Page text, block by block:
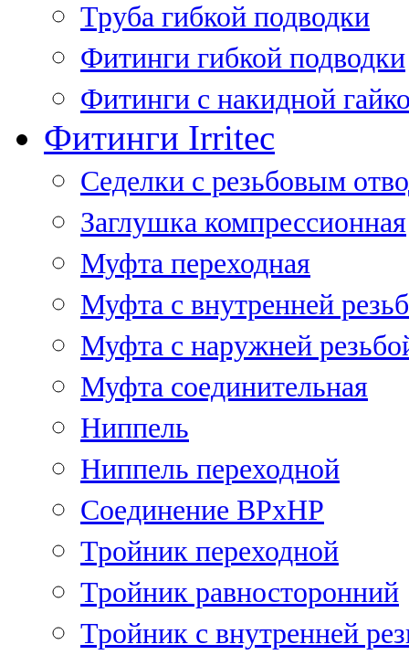
Труба гибкой подводки
Фитинги гибкой подводки
Фитинги с накидной
Фитинги Irritec
Седелки с резьбовым
Заглушка компрессионная
Муфта переходная
Муфта с внутренней
Муфта с наружней
Муфта соединительная
Ниппель
Ниппель переходной
Соединение ВРхНР
Тройник переходной
Тройник равносторонний
Тройник с внутренней